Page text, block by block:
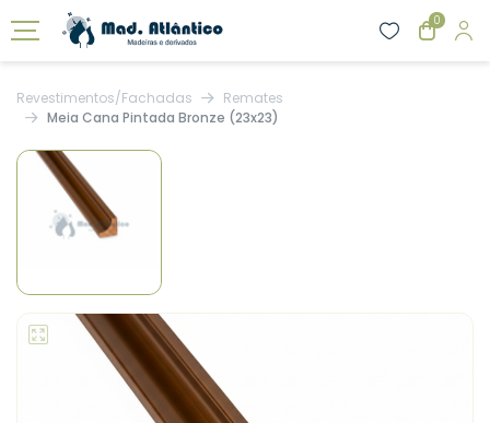
0
Revestimentos/Fachadas
Remates
Meia Cana Pintada Bronze (23x23)